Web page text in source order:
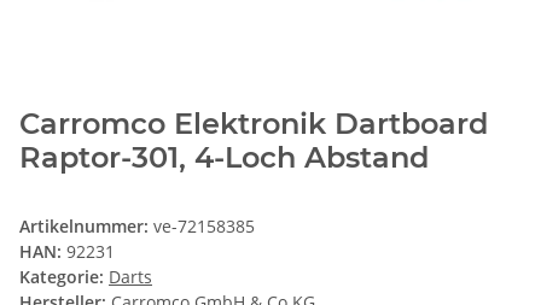
Carromco Elektronik Dartboard
Raptor-301, 4-Loch Abstand
Artikelnummer: ve-72158385
HAN: 92231
Kategorie: Darts